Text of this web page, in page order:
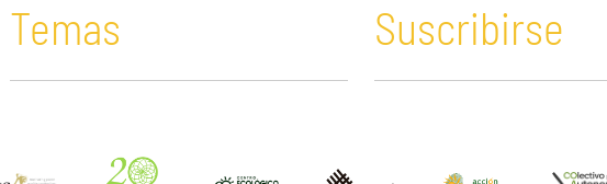
Temas
Corporaciones
Suscribirse